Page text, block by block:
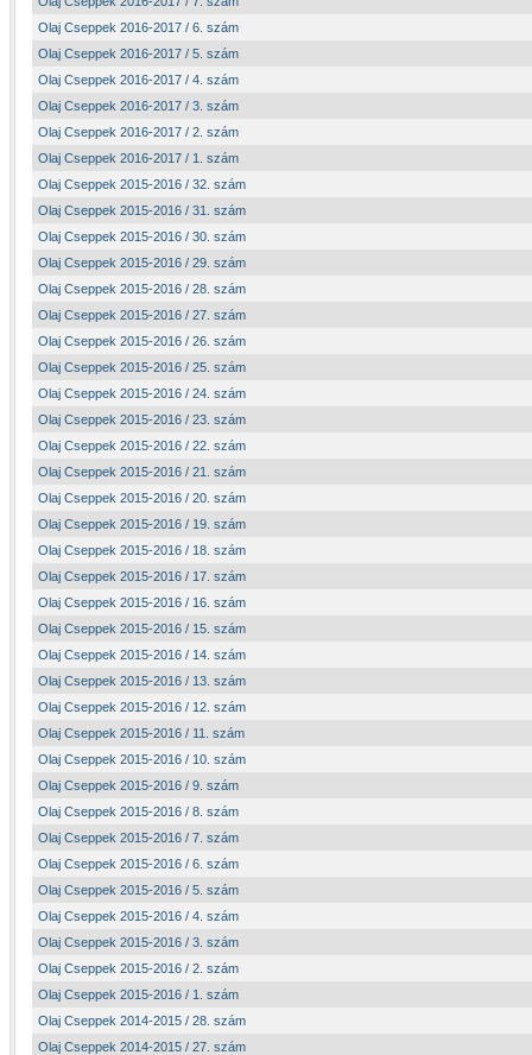
Olaj Cseppek 2016-2017 / 6. szám
Olaj Cseppek 2016-2017 / 5. szám
Olaj Cseppek 2016-2017 / 4. szám
Olaj Cseppek 2016-2017 / 3. szám
Olaj Cseppek 2016-2017 / 2. szám
Olaj Cseppek 2016-2017 / 1. szám
Olaj Cseppek 2015-2016 / 32. szám
Olaj Cseppek 2015-2016 / 31. szám
Olaj Cseppek 2015-2016 / 30. szám
Olaj Cseppek 2015-2016 / 29. szám
Olaj Cseppek 2015-2016 / 28. szám
Olaj Cseppek 2015-2016 / 27. szám
Olaj Cseppek 2015-2016 / 26. szám
Olaj Cseppek 2015-2016 / 25. szám
Olaj Cseppek 2015-2016 / 24. szám
Olaj Cseppek 2015-2016 / 23. szám
Olaj Cseppek 2015-2016 / 22. szám
Olaj Cseppek 2015-2016 / 21. szám
Olaj Cseppek 2015-2016 / 20. szám
Olaj Cseppek 2015-2016 / 19. szám
Olaj Cseppek 2015-2016 / 18. szám
Olaj Cseppek 2015-2016 / 17. szám
Olaj Cseppek 2015-2016 / 16. szám
Olaj Cseppek 2015-2016 / 15. szám
Olaj Cseppek 2015-2016 / 14. szám
Olaj Cseppek 2015-2016 / 13. szám
Olaj Cseppek 2015-2016 / 12. szám
Olaj Cseppek 2015-2016 / 11. szám
Olaj Cseppek 2015-2016 / 10. szám
Olaj Cseppek 2015-2016 / 9. szám
Olaj Cseppek 2015-2016 / 8. szám
Olaj Cseppek 2015-2016 / 7. szám
Olaj Cseppek 2015-2016 / 6. szám
Olaj Cseppek 2015-2016 / 5. szám
Olaj Cseppek 2015-2016 / 4. szám
Olaj Cseppek 2015-2016 / 3. szám
Olaj Cseppek 2015-2016 / 2. szám
Olaj Cseppek 2015-2016 / 1. szám
Olaj Cseppek 2014-2015 / 28. szám
Olaj Cseppek 2014-2015 / 27. szám